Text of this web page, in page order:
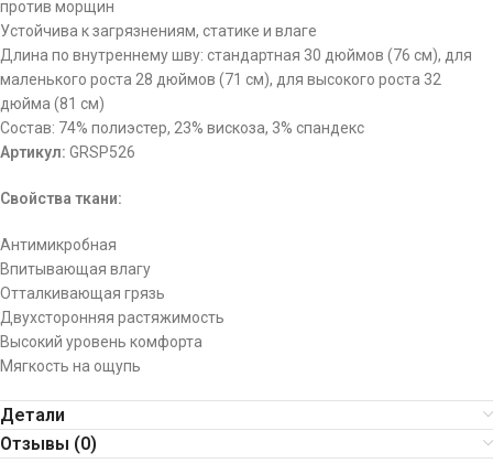
против морщин
Устойчива к загрязнениям, статике и влаге
Длина по внутреннему шву: стандартная 30 дюймов (76 см), для
маленького роста 28 дюймов (71 см), для высокого роста 32
дюйма (81 см)
Состав: 74% полиэстер, 23% вискоза, 3% спандекс
Артикул: GRSP526
Свойства ткани:
Антимикробная
Впитывающая влагу
Отталкивающая грязь
Двухсторонняя растяжимость
Высокий уровень комфорта
Мягкость на ощупь
Детали
Отзывы (0)